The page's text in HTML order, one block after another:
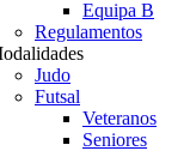
Equipa B
Regulamentos
Judo
Futsal
Veteranos
Seniores